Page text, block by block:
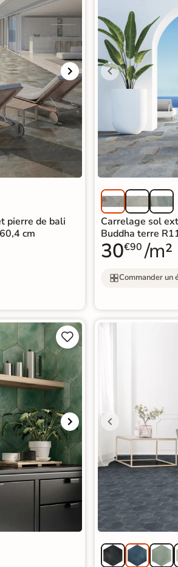
pierre de bali
cm
Carrelage sol
Buddha terre
30€90 /m²
Commander un

